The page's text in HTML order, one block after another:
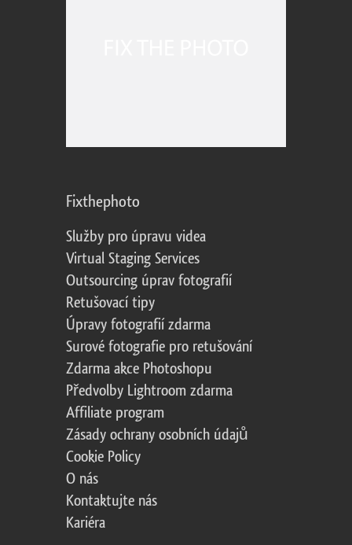
Fixthephoto
Služby pro úpravu videa
Virtual Staging Services
Outsourcing úprav fotografií
Retušovací tipy
Úpravy fotografií zdarma
Surové fotografie pro retušování
Zdarma akce Photoshopu
Předvolby Lightroom zdarma
Affiliate program
Zásady ochrany osobních údajů
Cookie Policy
O nás
Kontaktujte nás
Kariéra